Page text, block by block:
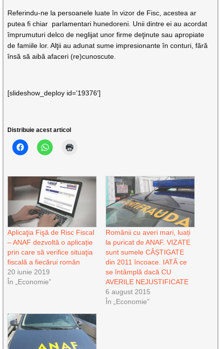
Referindu-ne la persoanele luate în vizor de Fisc, acestea ar
putea fi chiar parlamentari hunedoreni. Unii dintre ei au acordat
împrumuturi delco de neglijat unor firme deţinute sau apropiate
de famiile lor. Alţii au adunat sume impresionante în conturi, fără
însă să aibă afaceri (re)cunoscute.
[slideshow_deploy id=’19376′]
Distribuie acest articol
Aplicaţia Fişă de Risc Fiscal
– ANAF dezvoltă o aplicație
prin care să verifice situaţia
fiscală a fiecărui român
20 iunie 2019
În „Economie”
Românii cu averi mari, luați
la puricat de ANAF. VIZATE
sunt sumele CÂȘTIGATE
din 2011 încoace. IATĂ ce
se întâmplă dacă CU
AVERILE NEJUSTIFICATE
6 august 2015
În „Economie”